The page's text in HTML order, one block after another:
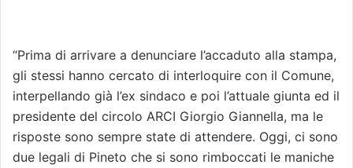
“Prima di arrivare a denunciare l’accaduto alla stampa,
gli stessi hanno cercato di interloquire con il Comune,
interpellando già l’ex sindaco e poi l’attuale giunta ed il
presidente del circolo ARCI Giorgio Giannella, ma le
risposte sono sempre state di attendere. Oggi, ci sono
due legali di Pineto che si sono rimboccati le maniche